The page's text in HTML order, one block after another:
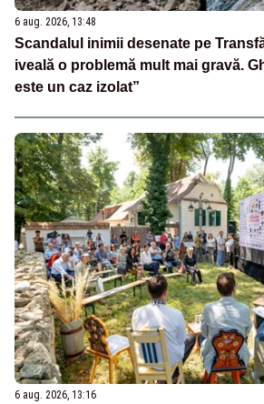
6 aug. 2026, 13:48
Scandalul inimii desenate pe
iveală o problemă mult mai gravă.
este un caz izolat”
6 aug. 2026, 13:16